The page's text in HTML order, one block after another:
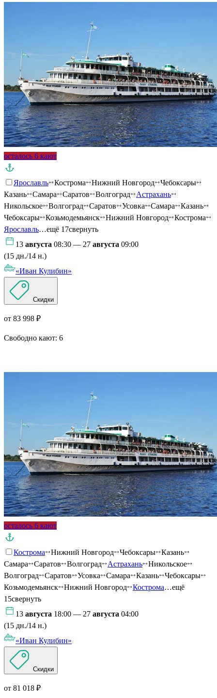
осталось 6 кают
Ярославль Кострома Нижний Новгород
Чебоксары
Казань
Самара Саратов Волгоград
Астрахань
Никольское
Волгоград Саратов Усовка Самара
Казань
Чебоксары
Козьмодемьянск Нижний Новгород
Кострома
Ярославль…ещё 17свернуть
13 августа 08:30 — 27 августа 09:00
(15 дн./14 н.)
«Иван Кулибин»
Скидки
от 83 998 ₽
Свободно кают: 6
осталось 6 кают
Кострома Нижний Новгород Чебоксары
Казань
Самара
Саратов Волгоград Астрахань
Никольское
Волгоград
Саратов Усовка Самара Казань
Чебоксары
Козьмодемьянск
Нижний Новгород Кострома…ещё
15свернуть
13 августа 18:00 — 27 августа 04:00
(15 дн./14 н.)
«Иван Кулибин»
Скидки
от 81 018 ₽